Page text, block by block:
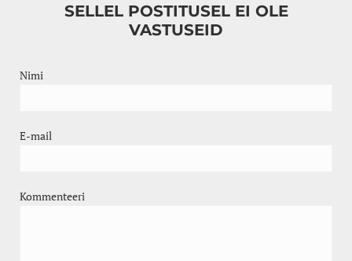
SELLEL POSTITUSEL EI OLE
VASTUSEID
Nimi
E-mail
Kommenteeri